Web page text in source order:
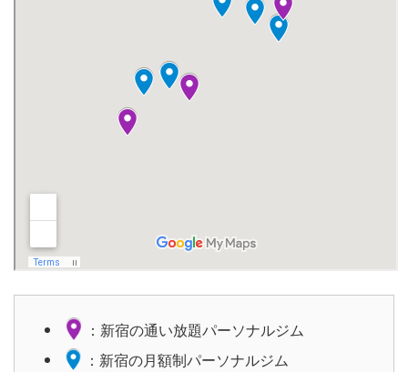
：新宿の通い放題パーソナルジム
：新宿の月額制パーソナルジム